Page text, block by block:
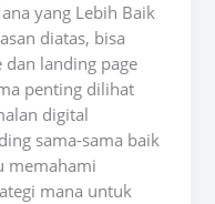
yang Lebih Baik
diatas, bisa
landing page
penting dilihat
digital
sama-sama baik
memahami
mana untuk